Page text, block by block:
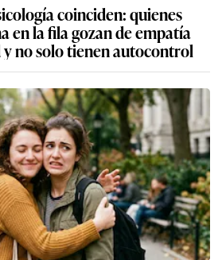
coinciden: quienes
en la fila gozan de empatía
no solo tienen autocontrol